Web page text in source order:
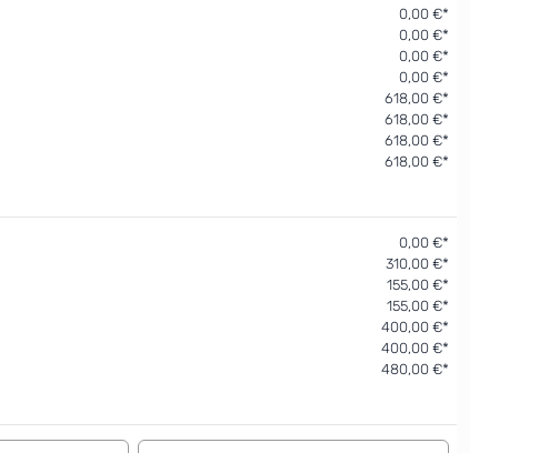
0,00 €*
0,00 €*
0,00 €*
0,00 €*
618,00 €*
618,00 €*
618,00 €*
618,00 €*
0,00 €*
310,00 €*
155,00 €*
155,00 €*
400,00 €*
400,00 €*
480,00 €*